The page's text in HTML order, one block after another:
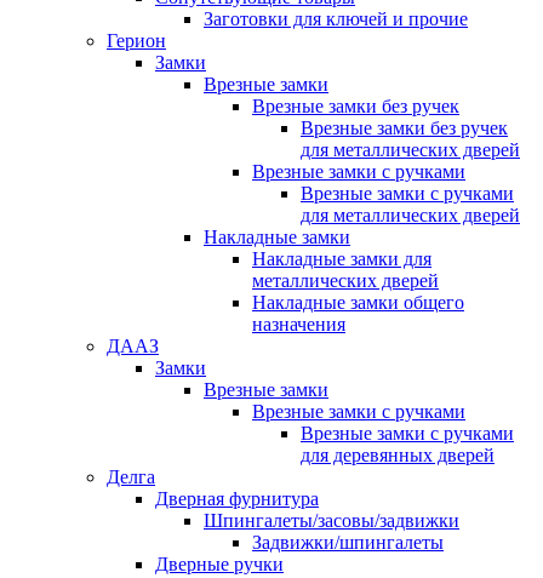
Заготовки для ключей и прочие
Герион
Замки
Врезные замки
Врезные замки без ручек
Врезные замки без ручек
для металлических дверей
Врезные замки с ручками
Врезные замки с ручками
для металлических дверей
Накладные замки
Накладные замки для
металлических дверей
Накладные замки общего
назначения
ДААЗ
Замки
Врезные замки
Врезные замки с ручками
Врезные замки с ручками
для деревянных дверей
Делга
Дверная фурнитура
Шпингалеты/засовы/задвижки
Задвижки/шпингалеты
Дверные ручки